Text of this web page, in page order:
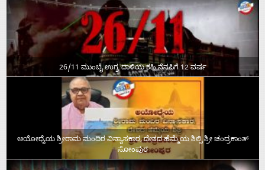
26/11 ಮುಂಬೈ ಉಗ್ರ ದಾಳಿಯ ಕಹಿ ನೆನಪಿಗೆ 12 ವರ್ಷ
ಅಯೋಧ್ಯೆಯ ಶ್ರೀರಾಮ ಮಂದಿರ ವಿನ್ಯಾಸಕಾರ, ದೇಶದ ಹೆಮ್ಮೆಯ ಶಿಲ್ಪಿ ಶ್ರೀ ಚಂದ್ರಕಾಂತ್‌
ಸೋಂಪುರ